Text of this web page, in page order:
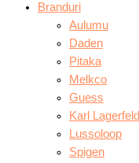
Branduri
Aulumu
Daden
Pitaka
Melkco
Guess
Karl Lagerfeld
Lussoloop
Spigen